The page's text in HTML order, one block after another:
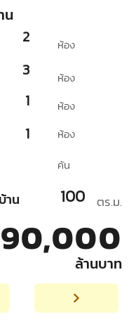
น
2
3
1
1
ห้อง
ห้อง
ห้อง
ห้อง
คัน
าน 100 ตร.ม.
ล้านบาท